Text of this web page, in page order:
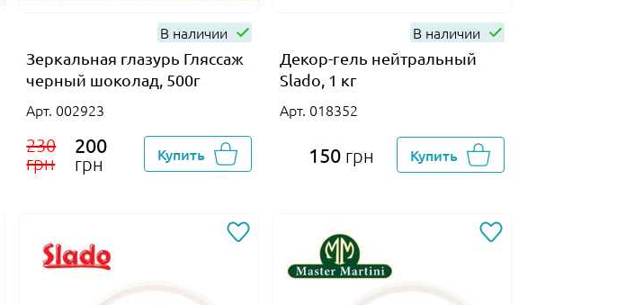
В наличии
Зеркальная глазурь Гляссаж
черный шоколад, 500г
Арт. 002923
230
грн
200
грн Купить
В наличии
Декор-гель нейтральный
Slado, 1 кг
Арт. 018352
150грн Купить